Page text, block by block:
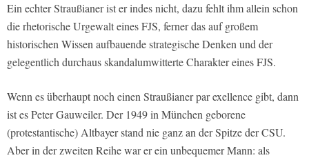
Ein echter Straußianer ist er indes nicht, dazu fehlt ihm allein schon
die rhetorische Urgewalt eines FJS, ferner das auf großem
historischen Wissen aufbauende strategische Denken und der
gelegentlich durchaus skandalumwitterte Charakter eines FJS.
Wenn es überhaupt noch einen Straußianer par exellence gibt, dann
ist es Peter Gauweiler. Der 1949 in München geborene
(protestantische) Altbayer stand nie ganz an der Spitze der CSU.
Aber in der zweiten Reihe war er ein unbequemer Mann: als